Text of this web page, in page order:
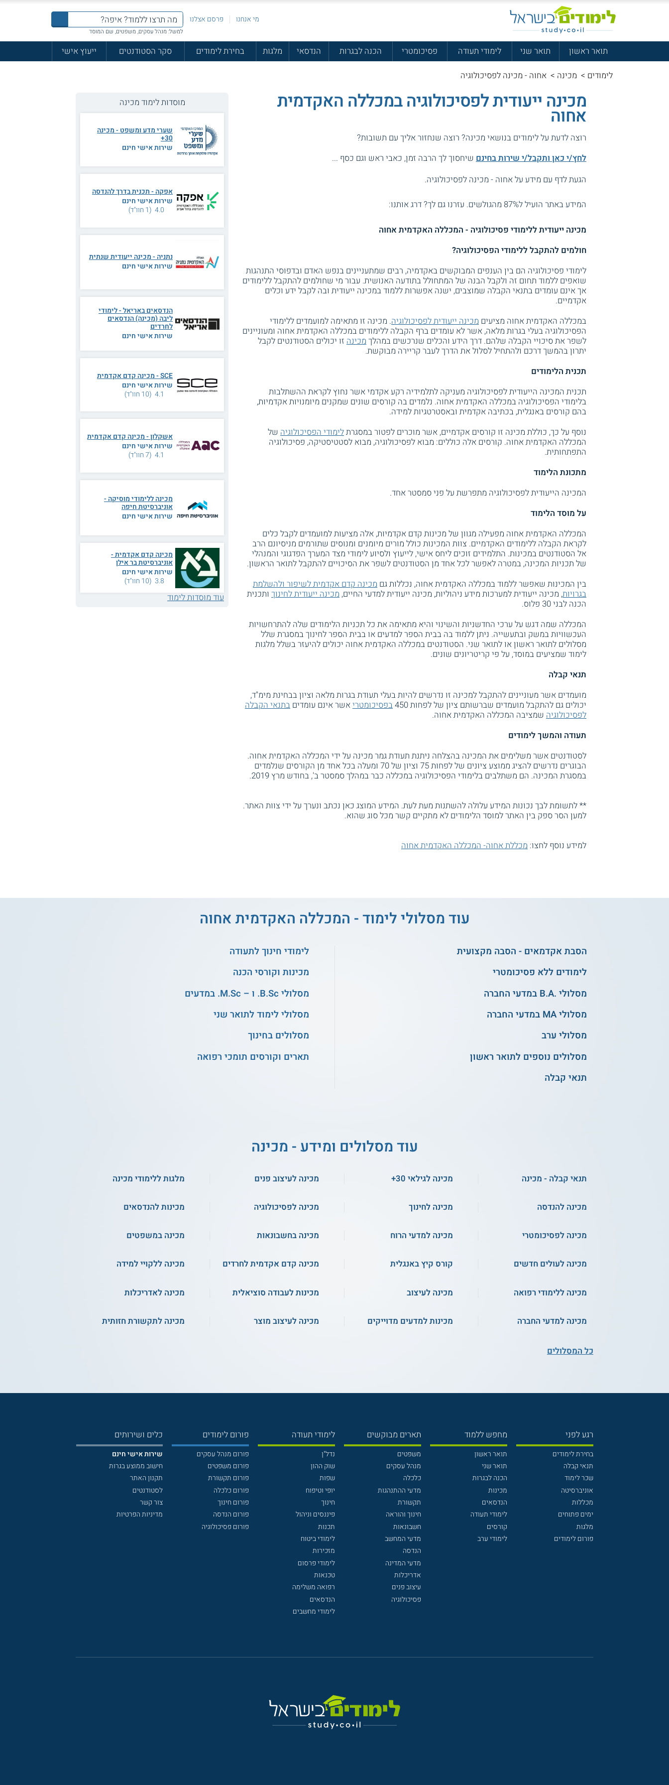
מי אנחנו פרסם אצלנו
למשל: מנהל עסקים, משפטים, שם המוסד
תואר ראשון תואר שני לימודי תעודה פסיכומטרי הכנה לבגרות הנדסאי מלגות בחירת לימודים סקר הסטודנטים
ייעוץ אישי
לימודים > מכינה > אחוה - מכינה לפסיכולוגיה
מכינה ייעודית לפסיכולוגיה במכללה האקדמית
אחוה
רוצה לדעת על לימודים בנושאי מכינה? רוצה שנחזור אליך עם תשובות?
לחץ/י כאן ותקבל/י שירות בחינם שיחסוך לך הרבה זמן, כאבי ראש וגם כסף ...
הגעת לדף עם מידע על אחוה - מכינה לפסיכולוגיה.
המידע באתר הועיל ל87% מהגולשים.
עזרנו גם לך? דרג אותנו:
מכינה ייעודית ללימודי פסיכולוגיה - המכללה האקדמית אחוה
חולמים להתקבל ללימודי הפסיכולוגיה?
לימודי פסיכולוגיה הם בין הענפים המבוקשים באקדמיה, רבים שמתעניינים בנפש האדם ובדפוסי התנהגות
שואפים ללמוד תחום זה ולקבל הבנה של המתחולל בתודעה האנושית. עבור מי שחולמים להתקבל ללימודים
אך אינם עומדים בתנאי הקבלה שמוצבים, ישנה אפשרות ללמוד במכינה ייעודית ובה לקבל ידע וכלים
אקדמיים.
במכללה האקדמית אחוה מציעים מכינה ייעודית לפסיכולוגיה. מכינה זו מתאימה למועמדים ללימודי
הפסיכולוגיה בעלי בגרות מלאה, אשר לא עומדים ברף הקבלה ללימודים במכללה האקדמית אחוה ומעוניינים
לשפר את סיכויי הקבלה שלהם. דרך הידע והכלים שנרכשים במהלךמכינה זו יכולים הסטודנטים לקבל
יתרון בהמשך דרכם ולהתחיל לסלול את הדרך לעבר קריירה מבוקשת.
תכנית הלימודים
תכנית המכינה הייעודית לפסיכולוגיה מעניקה לתלמידיה רקע אקדמי אשר נחוץ לקראת ההשתלבות
בלימודי הפסיכולוגיה במכללה האקדמית אחוה. נלמדים בה קורסים שונים שמקנים מיומנויות אקדמיות,
בהם קורסים באנגלית, בכתיבה אקדמית ובאסטרטגיות למידה.
נוסף על כך, כוללת מכינה זו קורסים אקדמיים, אשר מוכרים לפטור במסגרתלימודי הפסיכולוגיה של
המכללה האקדמית אחוה. קורסים אלה כוללים: מבוא לפסיכולוגיה, מבוא לסטטיסטיקה, פסיכולוגיה
התפתחותית.
מתכונת הלימוד
המכינה הייעודית לפסיכולוגיה מתפרשת על פני סמסטר אחד.
על מוסד הלימוד
המכללה האקדמית אחוה מפעילה מגוון של מכינות קדם אקדמיות, אלה מציעות למועמדים לקבל כלים
לקראת הקבלה ללימודים האקדמיים. צוות המכינות כולל מורים מיומנים ומנוסים שתורמים מניסיונם הרב
אל הסטודנטים במכינות. התלמידים זוכים ליחס אישי, לייעוץ ולסיוע לימודי מצד המערך הפדגוגי והמנהלי
של תכניות המכינה, במטרה לאפשר לכל אחד מן הסטודנטים לשפר את הסיכויים להתקבל לתואר הראשון.
בין המכינות שאפשר ללמוד במכללה האקדמית אחוה, נכללות גם מכינה קדם אקדמית לשיפור ולהשלמת
בגרויות, מכינה ייעודית למערכות מידע ניהוליות, מכינה ייעודית למדעי החיים,מכינה ייעודית לחינוך ותכנית
הכנה לבני 30 פלוס.
המכללה שמה דגש על ערכי החדשניות והשינוי והיא מתאימה את כל תכניות הלימודים שלה להתרחשויות
העכשוויות במשק ובתעשייה. ניתן ללמוד בה בבית הספר למדעים או בבית הספר לחינוך במסגרת שלל
מסלולים לתואר ראשון או לתואר שני. הסטודנטים במכללה האקדמית אחוה יכולים להיעזר בשלל מלגות
לימוד שמציעים במוסד, על פי קריטריונים שונים.
תנאי קבלה
מועמדים אשר מעוניינים להתקבל למכינה זו נדרשים להיות בעלי תעודת בגרות מלאה וציון בבחינת מימ"ד,
יכולים גם להתקבל מועמדים שברשותם ציון של לפחות 450
בפסיכומטריאשר אינם עומדים בתנאי הקבלה
לפסיכולוגיה שמציבה המכללה האקדמית אחוה.
תעודה והמשך לימודים
לסטודנטים אשר משלימים את המכינה בהצלחה ניתנת תעודת גמר מכינה על ידי המכללה האקדמית אחוה.
הבוגרים נדרשים להציג ממוצע ציונים של לפחות 75 וציון של 70 ומעלה בכל אחד מן הקורסים שנלמדים
במסגרת המכינה. הם משתלבים בלימודי הפסיכולוגיה במכללה כבר במהלך סמסטר ב', בחודש מרץ 2019.
** לתשומת לבך נכונות המידע עלולה להשתנות מעת לעת. המידע המוצג כאן נכתב ונערך על ידי צוות האתר.
למען הסר ספק בין האתר למוסד הלימודים לא מתקיים קשר מכל סוג שהוא.
למידע נוסף לחצו: מכללת אחוה- המכללה האקדמית אחוה
מוסדות לימוד מכינה
שערי מדע ומשפט - מכינה
30+
שירות אישי חינם
אפקה - תכנית בדרך להנדסה
שירות אישי חינם
4.0 (1 חוו"ד)
נתניה - מכינה ייעודית שנתית
שירות אישי חינם
הנדסאים באריאל - לימודי
ליבה (מכינה) הנדסאים
לחרדים
שירות אישי חינם
SCE - מכינה קדם אקדמית
שירות אישי חינם
4.1 (10 חוו"ד)
אשקלון - מכינה קדם אקדמית
שירות אישי חינם
4.1 (7 חוו"ד)
מכינה ללימודי מוסיקה -
אוניברסיטת חיפה
שירות אישי חינם
מכינה קדם אקדמית -
אוניברסיטת בר אילן
שירות אישי חינם
3.8 (10 חוו"ד)
עוד מוסדות לימוד
עוד מסלולי לימוד - המכללה האקדמית אחוה
הסבת אקדמאים - הסבה מקצועית
לימודים ללא פסיכומטרי
מסלולי .B.A במדעי החברה
מסלולי MA במדעי החברה
מסלולי ערב
מסלולים נוספים לתואר ראשון
תנאי קבלה
לימודי חינוך לתעודה
מכינות וקורסי הכנה
מסלולי B.Sc. ו – M.Sc. במדעים
מסלולי לימוד לתואר שני
מסלולים בחינוך
תארים וקורסים תומכי רפואה
עוד מסלולים ומידע - מכינה
תנאי קבלה - מכינה מכינה לגילאי 30+ מכינה לעיצוב פנים מלגות ללימודי מכינה
מכינה להנדסה מכינה לחינוך מכינה לפסיכולוגיה מכינות להנדסאים
מכינה לפסיכומטרי מכינה למדעי הרוח מכינה בחשבונאות מכינה במשפטים
מכינה לעולים חדשים קורס קיץ באנגלית מכינה קדם אקדמית לחרדים מכינה ללקויי למידה
מכינה ללימודי רפואה מכינה לעיצוב מכינות לעבודה סוציאלית מכינה לאדריכלות
מכינה למדעי החברה מכינות למדעים מדוייקים מכינה לעיצוב מוצר מכינה לתקשורת חזותית
כל המסלולים
רגע לפני
בחירת לימודים
תנאי קבלה
שכר לימוד
אוניברסיטה
מכללות
ימים פתוחים
מלגות
פורום לימודים
מחפש ללמוד
תואר ראשון
תואר שני
הכנה לבגרות
מכינות
הנדסאים
לימודי תעודה
קורסים
לימודי ערב
תארים מבוקשים
משפטים
מנהל עסקים
כלכלה
מדעי ההתנהגות
תקשורת
חינוך והוראה
חשבונאות
מדעי המחשב
הנדסה
מדעי המדינה
אדריכלות
עיצוב פנים
פסיכולוגיה
לימודי תעודה
נדל"ן
שוק ההון
שפות
יופי וטיפוח
חינוך
פיננסים וניהול
תכנות
לימודי ביטוח
מזכירות
לימודי פרסום
טכנאות
רפואה משלימה
הנדסאים
לימודי מחשבים
פורום לימודים
פורום מנהל עסקים
פורום משפטים
פורום תקשורת
פורום כלכלה
פורום חינוך
פורום הנדסה
פורום פסיכולוגיה
כלים ושירותים
שירות אישי חינם
חישוב ממוצע בגרות
תקנון האתר
לסטודנטים
צור קשר
מדיניות הפרטיות